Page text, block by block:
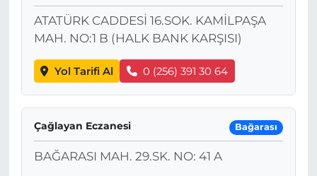
ATATÜRK CADDESİ 16.SOK. KAMİLPAŞA
MAH. NO:1 B (HALK BANK KARŞISI)
Yol Tarifi Al 0 (256) 391 30 64
Çağlayan Eczanesi Bağarası
BAĞARASI MAH. 29.SK. NO: 41 A